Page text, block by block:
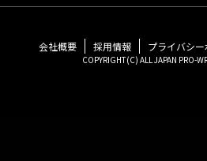
会社概要 採用情報 プライバシ
COPYRIGHT(C) ALL JAPAN PRO-